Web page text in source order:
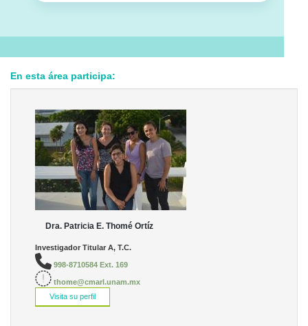
En esta área participa:
Dra. Patricia E. Thomé Ortíz
Investigador Titular A, T.C.
998-8710584 Ext. 169
thome@cmarl.unam.mx
Visita su perfil